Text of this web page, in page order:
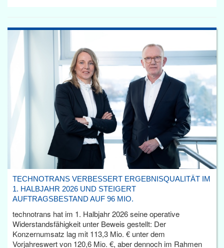
TECHNOTRANS VERBESSERT ERGEBNISQUALITÄT IM
1. HALBJAHR 2026 UND STEIGERT
AUFTRAGSBESTAND AUF 96 MIO.
technotrans hat im 1. Halbjahr 2026 seine operative
Widerstandsfähigkeit unter Beweis gestellt: Der
Konzernumsatz lag mit 113,3 Mio. € unter dem
Vorjahreswert von 120,6 Mio. €, aber dennoch im Rahmen